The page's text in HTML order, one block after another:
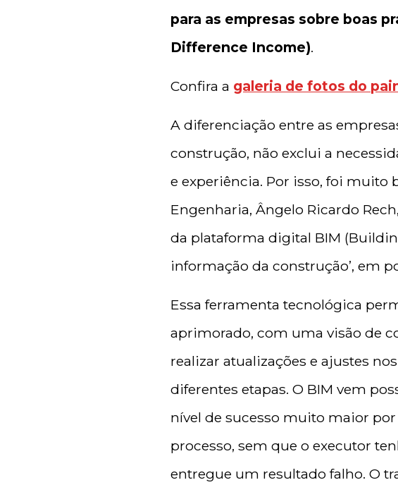
para as empresas sobre boas
Difference Income).
Confira a galeria de fotos do
A diferenciação entre as
construção, não exclui a
e experiência. Por isso, foi muito
Engenharia, Ângelo Ricardo
da plataforma digital BIM
informação da construção’, em
Essa ferramenta tecnológica
aprimorado, com uma visão de
realizar atualizações e ajustes
diferentes etapas. O BIM vem
nível de sucesso muito maior
processo, sem que o executor
entregue um resultado falho. O